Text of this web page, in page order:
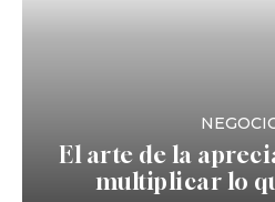
El arte de la
multiplicar lo